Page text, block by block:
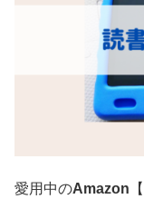
愛用中のAmazon 【